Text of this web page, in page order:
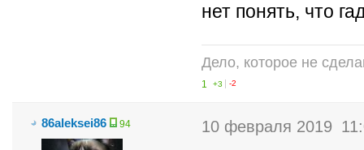
нет понять, что
Дело, которое не
1 +3 -2
86aleksei86 94 10 февраля 2019